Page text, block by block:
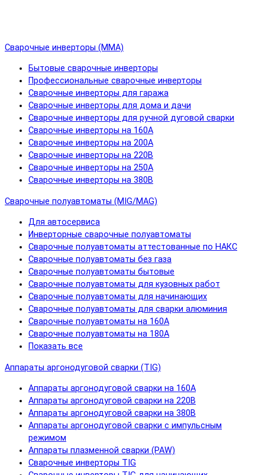
Сварочные инверторы (MMA)
Бытовые сварочные инверторы
Профессиональные сварочные инверторы
Сварочные инверторы для гаража
Сварочные инверторы для дома и дачи
Сварочные инверторы для ручной дуговой сварки
Сварочные инверторы на 160А
Сварочные инверторы на 200А
Сварочные инверторы на 220В
Сварочные инверторы на 250А
Сварочные инверторы на 380В
Сварочные полуавтоматы (MIG/MAG)
Для автосервиса
Инверторные сварочные полуавтоматы
Сварочные полуавтоматы аттестованные по НАКС
Сварочные полуавтоматы без газа
Сварочные полуавтоматы бытовые
Сварочные полуавтоматы для кузовных работ
Сварочные полуавтоматы для начинающих
Сварочные полуавтоматы для сварки алюминия
Сварочные полуавтоматы на 160А
Сварочные полуавтоматы на 180А
Показать все
Аппараты аргонодуговой сварки (TIG)
Аппараты аргонодуговой сварки на 160А
Аппараты аргонодуговой сварки на 220В
Аппараты аргонодуговой сварки на 380В
Аппараты аргонодуговой сварки с импульсным
режимом
Аппараты плазменной сварки (PAW)
Сварочные инверторы TIG